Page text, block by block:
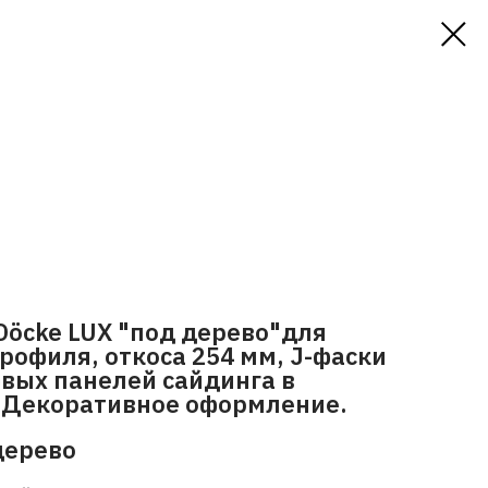
LUX "под дерево"для
откоса 254 мм, J-фаски
панелей сайдинга в
оформление.